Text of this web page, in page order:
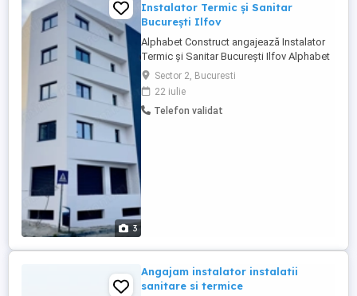
3
Instalator Termic și Sanitar
București Ilfov
Alphabet Construct angajează Instalator
Termic și Sanitar București Ilfov Alphabet
Construct își extinde echipa și caută
**Instalatori Termici și Sanitari** pentru
lucrări rezidențiale noi din București și
Ilfov. ## Salariu **4. lei lună**, în funcție
Sector 2, Bucuresti
22 iulie
Telefon validat
Angajam instalator instalatii
sanitare si termice